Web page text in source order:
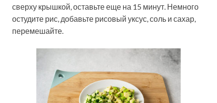
сверху крышкой, оставьте еще на 15 минут. Немного
остудите рис, добавьте рисовый уксус, соль и сахар,
перемешайте.